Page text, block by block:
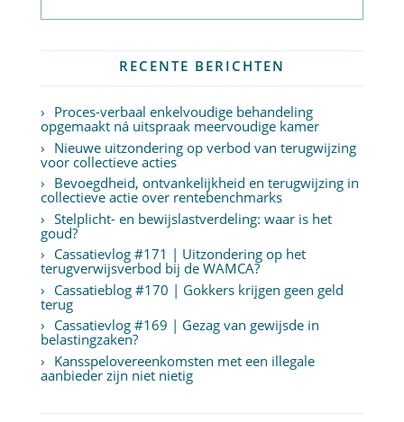
RECENTE BERICHTEN
Proces-verbaal enkelvoudige behandeling
opgemaakt ná uitspraak meervoudige kamer
Nieuwe uitzondering op verbod van terugwijzing
voor collectieve acties
Bevoegdheid, ontvankelijkheid en terugwijzing in
collectieve actie over rentebenchmarks
Stelplicht- en bewijslastverdeling: waar is het
goud?
Cassatievlog #171 | Uitzondering op het
terugverwijsverbod bij de WAMCA?
Cassatieblog #170 | Gokkers krijgen geen geld
terug
Cassatievlog #169 | Gezag van gewijsde in
belastingzaken?
Kansspelovereenkomsten met een illegale
aanbieder zijn niet nietig